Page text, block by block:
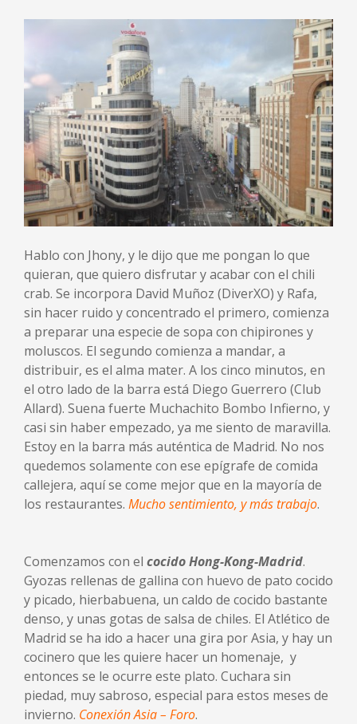
Hablo con Jhony, y le dijo que me pongan lo que
quieran, que quiero disfrutar y acabar con el chili
crab. Se incorpora David Muñoz (DiverXO) y Rafa,
sin hacer ruido y concentrado el primero, comienza
a preparar una especie de sopa con chipirones y
moluscos. El segundo comienza a mandar, a
distribuir, es el alma mater. A los cinco minutos, en
el otro lado de la barra está Diego Guerrero (Club
Allard). Suena fuerte Muchachito Bombo Infierno, y
casi sin haber empezado, ya me siento de maravilla.
Estoy en la barra más auténtica de Madrid. No nos
quedemos solamente con ese epígrafe de comida
callejera, aquí se come mejor que en la mayoría de
los restaurantes. Mucho sentimiento, y más trabajo.
Comenzamos con el cocido Hong-Kong-Madrid.
Gyozas rellenas de gallina con huevo de pato cocido
y picado, hierbabuena, un caldo de cocido bastante
denso, y unas gotas de salsa de chiles. El Atlético de
Madrid se ha ido a hacer una gira por Asia, y hay un
cocinero que les quiere hacer un homenaje, y
entonces se le ocurre este plato. Cuchara sin
piedad, muy sabroso, especial para estos meses de
invierno. Conexión Asia – Foro.